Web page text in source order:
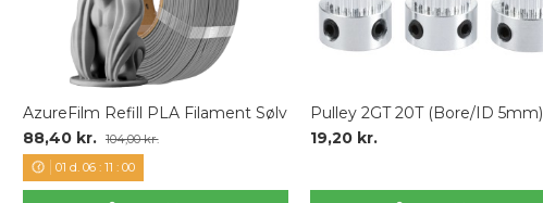
AzureFilm Refill PLA Filament Sølv
88,40 kr.
104,00 kr.
01 d. 06: 10 :59
Pulley 2GT 20T (Bore/ID 5mm)
19,20 kr.